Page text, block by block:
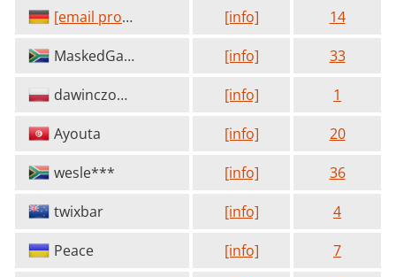
[email protected]
[info]
14
MaskedGamblerSA
[info]
33
dawinczo1999
[info]
1
Ayouta
[info]
20
wesle***
[info]
36
twixbar
[info]
4
Peace
[info]
7